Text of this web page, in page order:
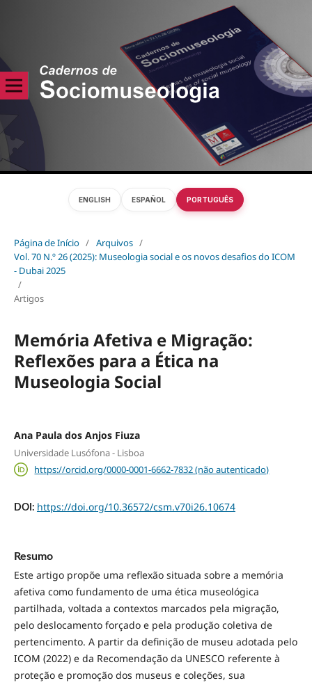
Página de Início / Arquivos /
Vol. 70 N.º 26 (2025): Museologia social e os novos desafios do ICOM
- Dubai 2025
/
Artigos
Memória Afetiva e Migração:
Reflexões para a Ética na
Museologia Social
Ana Paula dos Anjos Fiuza
Universidade Lusófona - Lisboa
https://orcid.org/0000-0001-6662-7832 (não autenticado)
DOI: https://doi.org/10.36572/csm.v70i26.10674
Resumo
Este artigo propõe uma reflexão situada sobre a memória
afetiva como fundamento de uma ética museológica
partilhada, voltada a contextos marcados pela migração,
pelo deslocamento forçado e pela produção coletiva de
pertencimento. A partir da definição de museu adotada pelo
ICOM (2022) e da Recomendação da UNESCO referente à
proteção e promoção dos museus e coleções, sua
ENGLISH ESPAÑOL PORTUGUÊS